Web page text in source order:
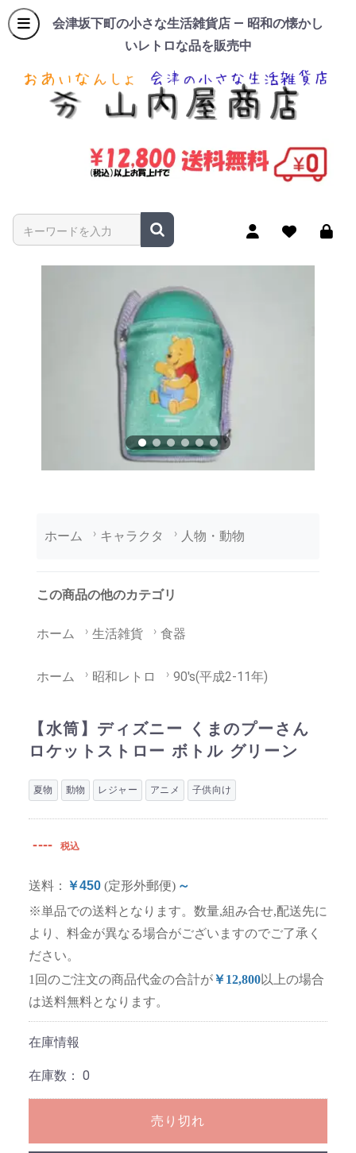
会津坂下町の小さな生活雑貨店 — 昭和の懐かし
いレトロな品を販売中
商品名やキーワードを入力
ホーム キャラクタ 人物・動物
この商品の他のカテゴリ
ホーム 生活雑貨 食器
ホーム 昭和レトロ 90's(平成2-11年)
【水筒】ディズニー くまのプーさん
ロケットストロー ボトル グリーン
夏物 動物 レジャー アニメ 子供向け
---- 税込
送料： ￥450 (定形外郵便) ～
※単品での送料となります。数量,組み合せ,配送先に
より、料金が異なる場合がございますのでご了承く
ださい。
1回のご注文の商品代金の合計が￥12,800以上の場合
は送料無料となります。
在庫情報
在庫数： 0
売り切れ